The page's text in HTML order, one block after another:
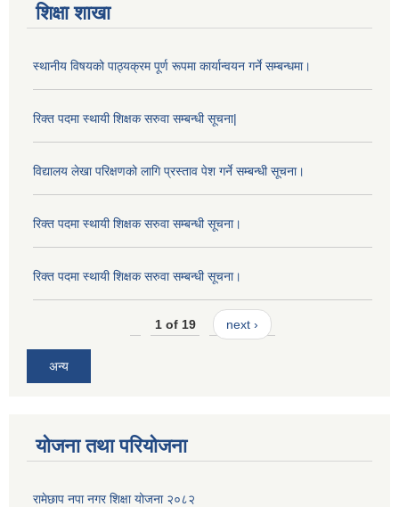
शिक्षा शाखा
स्थानीय विषयको पाठ्यक्रम पूर्ण रूपमा कार्यान्वयन गर्ने सम्बन्धमा।
रिक्त पदमा स्थायी शिक्षक सरुवा सम्बन्धी सूचना|
विद्यालय लेखा परिक्षणको लागि प्रस्ताव पेश गर्ने सम्बन्धी सूचना।
रिक्त पदमा स्थायी शिक्षक सरुवा सम्बन्धी सूचना।
रिक्त पदमा स्थायी शिक्षक सरुवा सम्बन्धी सूचना।
1 of 19 next ›
अन्य
योजना तथा परियोजना
रामेछाप नपा नगर शिक्षा योजना २०८२